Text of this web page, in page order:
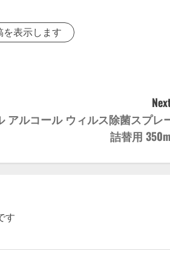
表示します
アルコール ウィルス除菌スプレ
詰替用
す